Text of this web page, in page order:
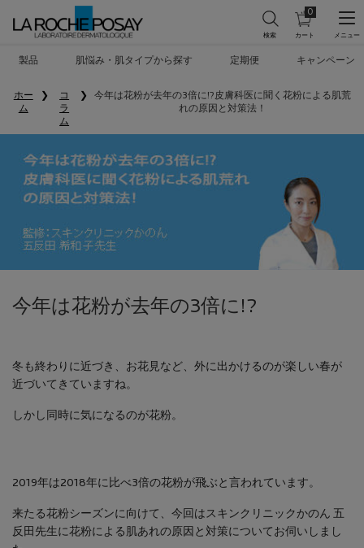
カ
ー
を
0
0 カート内の
製品
肌悩み・肌タイプから探す 定期便 キャンペーン
ホー
ム
コ
ラ
ム
今年は花粉が去年の3倍に!?皮膚科医に聞く花粉による肌荒
れの原因と対策法！
今年は花粉が去年の3倍に!?
冬も終わりに近づき、お花見など、外に出かけるのが楽しい春が
近づいてきていますね。
しかし同時に気になるのが花粉。
2019年は2018年に比べ3倍の花粉が飛ぶと言われています。
来たる花粉シーズンに向けて、今回はスキンクリニックかのん 五
反田先生に花粉による肌あれの原因と対策についてお伺いしまし